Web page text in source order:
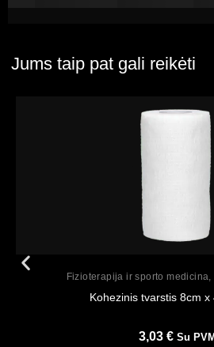
Jums taip pat gali reikėti
Fizioterapija ir sporto medicina,
Kohezinis tvarstis 8cm x
3,03 € Su PVM